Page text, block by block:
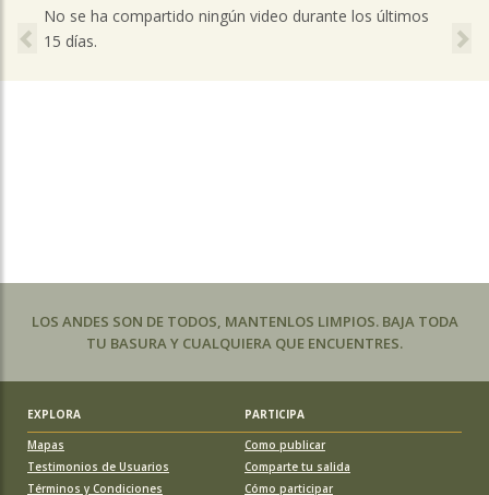
No se ha compartido ningún video durante los últimos
15 días.
Previous
LOS ANDES SON DE TODOS, MANTENLOS LIMPIOS. BAJA TODA
TU BASURA Y CUALQUIERA QUE ENCUENTRES.
EXPLORA
PARTICIPA
Mapas
Testimonios de Usuarios
Términos y Condiciones
Como publicar
Comparte tu salida
Cómo participar